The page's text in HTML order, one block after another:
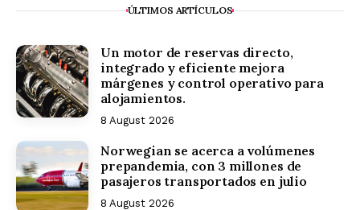
ÚLTIMOS ARTÍCULOS
Un motor de reservas directo,
integrado y eficiente mejora
márgenes y control operativo para
alojamientos.
8 August 2026
Norwegian se acerca a volúmenes
prepandemia, con 3 millones de
pasajeros transportados en julio
8 August 2026